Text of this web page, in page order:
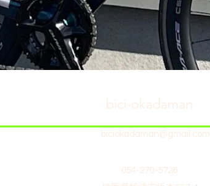
bici-okadaman
biciokadaman@gmail.com
054-270-5726